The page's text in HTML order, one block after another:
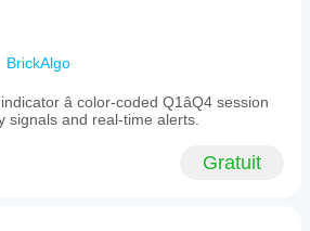
BrickAlgo
â color-coded Q1âQ4 session
signals and real-time alerts.
Gratuit